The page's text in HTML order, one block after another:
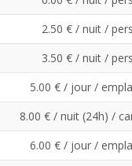
2.50 € / nuit /
3.50 € / nuit /
5.00 € / jour /
8.00 € / nuit (24h) /
6.00 € / jour /